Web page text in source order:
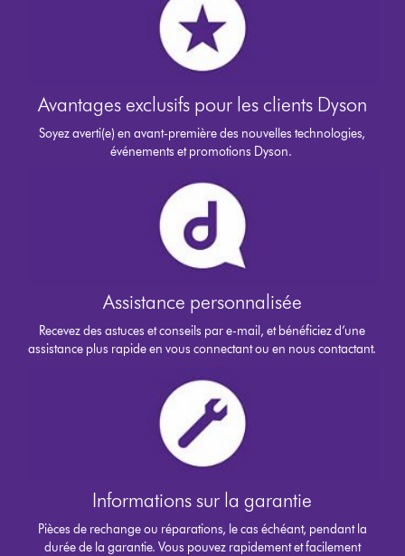
Avantages exclusifs pour les clients Dyson
Soyez averti(e) en avant-première des nouvelles technologies,
événements et promotions Dyson.
Assistance personnalisée
Recevez des astuces et conseils par e-mail, et bénéficiez d’une
assistance plus rapide en vous connectant ou en nous contactant.
Informations sur la garantie
Pièces de rechange ou réparations, le cas échéant, pendant la
durée de la garantie. Vous pouvez rapidement et facilement